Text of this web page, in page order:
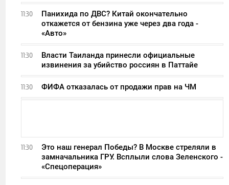
11:30
Панихида по ДВС? Китай окончательно
откажется от бензина уже через два года -
«Авто»
11:30
Власти Таиланда принесли официальные
извинения за убийство россиян в Паттайе
11:30 ФИФА отказалась от продажи прав на ЧМ
11:30
Это наш генерал Победы? В Москве стреляли в
замначальника ГРУ. Всплыли слова Зеленского -
«Спецоперация»